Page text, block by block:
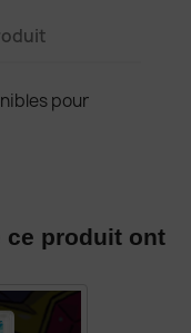
pour
ce produit ont